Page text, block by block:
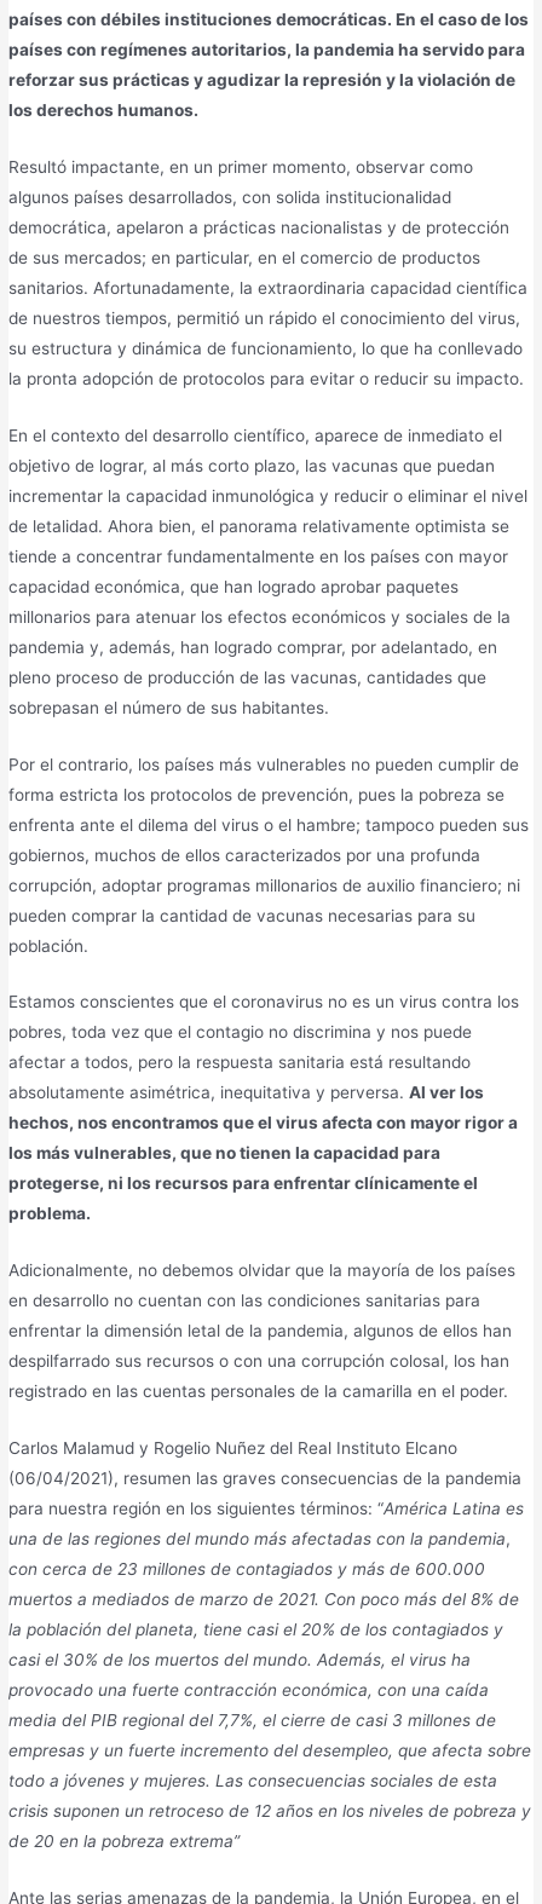
países con débiles instituciones democráticas. En el caso de los
países con regímenes autoritarios, la pandemia ha servido para
reforzar sus prácticas y agudizar la represión y la violación de
los derechos humanos.
Resultó impactante, en un primer momento, observar como
algunos países desarrollados, con solida institucionalidad
democrática, apelaron a prácticas nacionalistas y de protección
de sus mercados; en particular, en el comercio de productos
sanitarios. Afortunadamente, la extraordinaria capacidad científica
de nuestros tiempos, permitió un rápido el conocimiento del virus,
su estructura y dinámica de funcionamiento, lo que ha conllevado
la pronta adopción de protocolos para evitar o reducir su impacto.
En el contexto del desarrollo científico, aparece de inmediato el
objetivo de lograr, al más corto plazo, las vacunas que puedan
incrementar la capacidad inmunológica y reducir o eliminar el nivel
de letalidad. Ahora bien, el panorama relativamente optimista se
tiende a concentrar fundamentalmente en los países con mayor
capacidad económica, que han logrado aprobar paquetes
millonarios para atenuar los efectos económicos y sociales de la
pandemia y, además, han logrado comprar, por adelantado, en
pleno proceso de producción de las vacunas, cantidades que
sobrepasan el número de sus habitantes.
Por el contrario, los países más vulnerables no pueden cumplir de
forma estricta los protocolos de prevención, pues la pobreza se
enfrenta ante el dilema del virus o el hambre; tampoco pueden sus
gobiernos, muchos de ellos caracterizados por una profunda
corrupción, adoptar programas millonarios de auxilio financiero; ni
pueden comprar la cantidad de vacunas necesarias para su
población.
Estamos conscientes que el coronavirus no es un virus contra los
pobres, toda vez que el contagio no discrimina y nos puede
afectar a todos, pero la respuesta sanitaria está resultando
absolutamente asimétrica, inequitativa y perversa.Al ver los
hechos, nos encontramos que el virus afecta con mayor rigor a
los más vulnerables, que no tienen la capacidad para
protegerse, ni los recursos para enfrentar clínicamente el
problema.
Adicionalmente, no debemos olvidar que la mayoría de los países
en desarrollo no cuentan con las condiciones sanitarias para
enfrentar la dimensión letal de la pandemia, algunos de ellos han
despilfarrado sus recursos o con una corrupción colosal, los han
registrado en las cuentas personales de la camarilla en el poder.
Carlos Malamud y Rogelio Nuñez del Real Instituto Elcano
(06/04/2021), resumen las graves consecuencias de la pandemia
para nuestra región en los siguientes términos: “América Latina es
una de las regiones del mundo más afectadas con la pandemia,
con cerca de 23 millones de contagiados y más de 600.000
muertos a mediados de marzo de 2021. Con poco más del 8% de
la población del planeta, tiene casi el 20% de los contagiados y
casi el 30% de los muertos del mundo. Además, el virus ha
provocado una fuerte contracción económica, con una caída
media del PIB regional del 7,7%, el cierre de casi 3 millones de
empresas y un fuerte incremento del desempleo, que afecta sobre
todo a jóvenes y mujeres. Las consecuencias sociales de esta
crisis suponen un retroceso de 12 años en los niveles de pobreza y
de 20 en la pobreza extrema”
Ante las serias amenazas de la pandemia, la Unión Europea, en el